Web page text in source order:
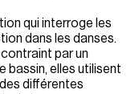
qui interroge les
dans les danses.
par un
bassin, elles utilisent
différentes